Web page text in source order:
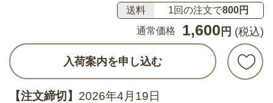
送料 1回の注文で800円
通常価格
1,600 円 (税込)
入荷案内を申し込む
【注文締切】 2026年4月19日